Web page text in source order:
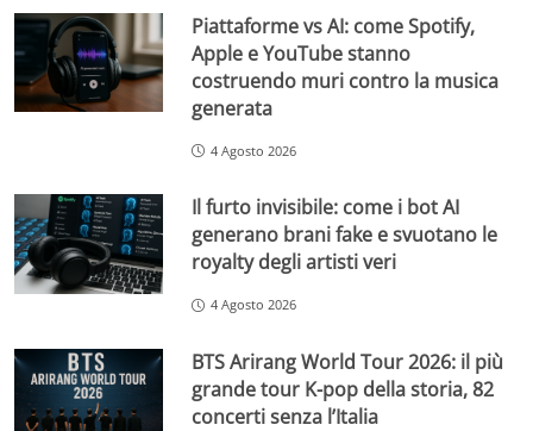
Piattaforme vs AI: come Spotify,
Apple e YouTube stanno
costruendo muri contro la musica
generata
4 Agosto 2026
Il furto invisibile: come i bot AI
generano brani fake e svuotano le
royalty degli artisti veri
4 Agosto 2026
BTS Arirang World Tour 2026: il più
grande tour K-pop della storia, 82
concerti senza l’Italia